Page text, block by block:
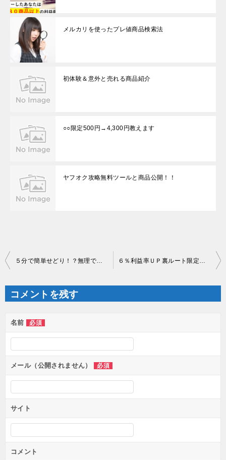
メルカリを使ったプレ値商品検索法
初体験＆意外と売れる商品紹介
○○限定500円→4,300円教えます
ヤフオク攻略無料ツールと商品公開！！
投
稿
ナ
ゲ
ー
シ
ン
コメントを残す
名前 必須
メール（公開されません） 必須
サイト
コメント